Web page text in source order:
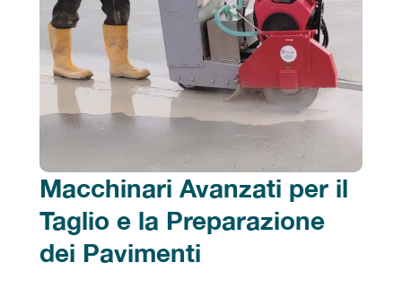
Macchinari Avanzati per il
Taglio e la Preparazione
dei Pavimenti